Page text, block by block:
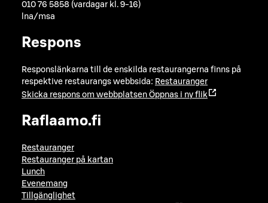
010 76 5858 (vardagar kl. 9-16)
lna/msa
Respons
Responslänkarna till de enskilda restaurangerna finns på
respektive restaurangs webbsida: Restauranger
Skicka respons om webbplatsen Öppnas i ny flik
Raflaamo.fi
Restauranger
Restauranger på kartan
Lunch
Evenemang
Tillgänglighet